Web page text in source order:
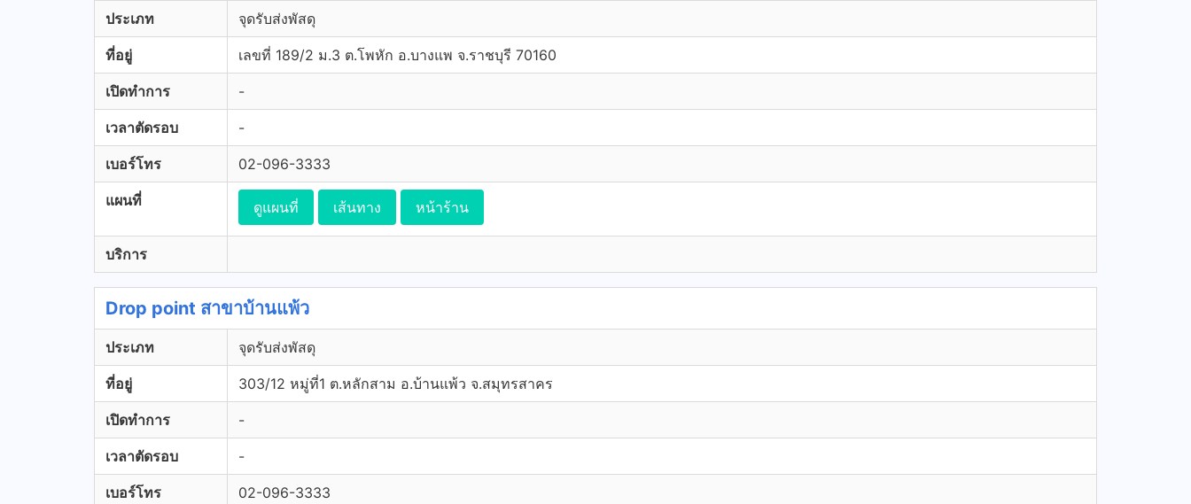
ประเภท จุดรับส่งพัสดุ
ที่อยู่ เลขที่ 189/2 ม.3 ต.โพหัก อ.บางแพ จ.ราชบุรี 70160
เปิดทำการ -
เวลาตัดรอบ -
เบอร์โทร 02-096-3333
แผนที่ ดูแผนที่ เส้นทาง หน้าร้าน
บริการ
Drop point สาขาบ้านแพ้ว
ประเภท จุดรับส่งพัสดุ
ที่อยู่ 303/12 หมู่ที่1 ต.หลักสาม อ.บ้านแพ้ว จ.สมุทรสาคร
เปิดทำการ -
เวลาตัดรอบ -
เบอร์โทร 02-096-3333